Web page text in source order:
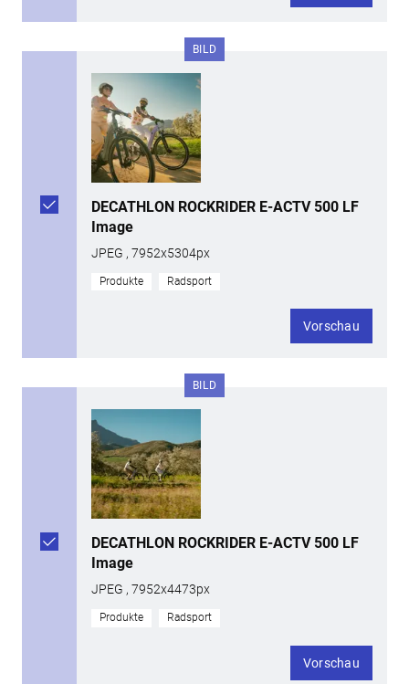
BILD
DECATHLON ROCKRIDER E-ACTV 500 LF
Image
JPEG , 7952x5304px
Produkte Radsport
Vorschau
BILD
DECATHLON ROCKRIDER E-ACTV 500 LF
Image
JPEG , 7952x4473px
Produkte Radsport
Vorschau